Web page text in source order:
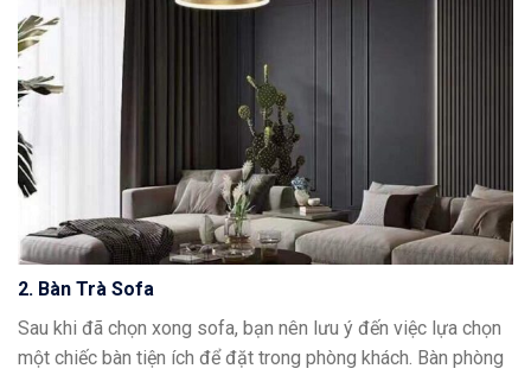
2. Bàn Trà Sofa
Sau khi đã chọn xong sofa, bạn nên lưu ý đến việc lựa chọn
một chiếc bàn tiện ích để đặt trong phòng khách. Bàn phòng